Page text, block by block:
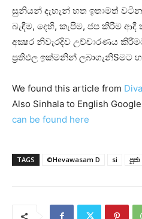
සුනියන් දැහැන් හත ඉතාමත්
බැඳීම, දෙහි, කැපීම, ජප කිරීම
අක්‍ෂර නිවැරදිව උච්චාරණය
ප්‍රතිඵල ඉක්‌මනින් ලබාගැනිSමට
We found this article from
Also Sinhala to English
can be found here
TAGS ©Hevawasam D si